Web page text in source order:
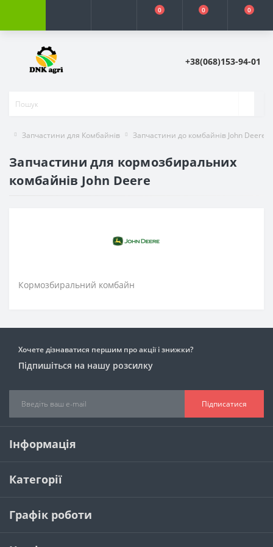
0 0 0
+38(068)153-94-01
Запчастини для Комбайнів Запчастини до комбайнів John Deere
Запчастини для кормозбиральних
комбайнів John Deere
Кормозбиральний комбайн
Хочете дізнаватися першим про акції і знижки?
Підпишіться на нашу розсилку
Підписатися
Інформація
Категорії
Графік роботи